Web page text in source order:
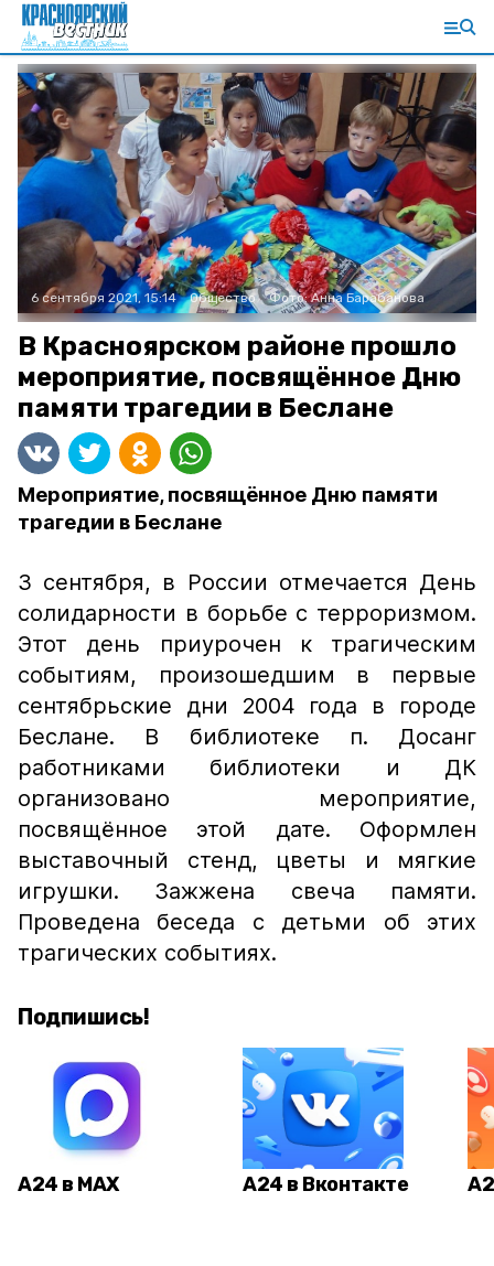
6 сентября 2021, 15:14 Общество Фото:Анна Барабанова
В Красноярском районе прошло
мероприятие, посвящённое Дню
памяти трагедии в Беслане
Мероприятие, посвящённое Дню памяти
трагедии в Беслане
3 сентября, в России отмечается День
солидарности в борьбе с терроризмом.
Этот день приурочен к трагическим
событиям, произошедшим в первые
сентябрьские дни 2004 года в городе
Беслане. В библиотеке п. Досанг
работниками библиотеки и ДК
организовано мероприятие,
посвящённое этой дате. Оформлен
выставочный стенд, цветы и мягкие
игрушки. Зажжена свеча памяти.
Проведена беседа с детьми об этих
трагических событиях.
Подпишись!
А24 в MAX А24 в Вконтакте